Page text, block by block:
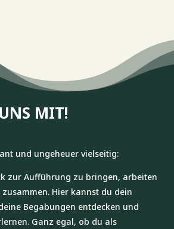
MIT!
und ungeheuer vielseitig:
zur Aufführung zu bringen, arbeiten
zusammen. Hier kannst du dein
Begabungen entdecken und
Ganz egal, ob du als